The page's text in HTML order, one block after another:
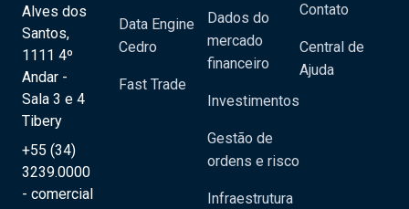
Alves dos
Santos,
1111 4º
Andar -
Sala 3 e 4
Tibery
+55 (34)
3239.0000
- comercial
Data Engine
Cedro
Fast Trade
Dados do
mercado
financeiro
Investimentos
Gestão de
ordens e risco
Infraestrutura
Contato
Central de
Ajuda